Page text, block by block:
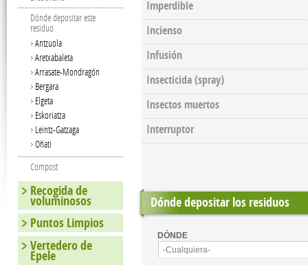
Imperdible
Incienso
Infusión
Insecticida (spray)
Insectos muertos
Interruptor
Dónde depositar los residuos
DÓNDE
-Cualquiera-
Dónde depositar este
residuo
Antzuola
Aretxabaleta
Arrasate-Mondragón
Bergara
Elgeta
Eskoriatza
Leintz-Gatzaga
Oñati
Compost
Recogida de
voluminosos
Puntos Limpios
Vertedero de
Epele